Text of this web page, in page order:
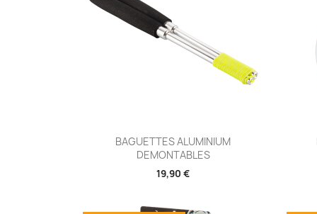
Aperçu rapide
BAGUETTES ALUMINIUM
DEMONTABLES
19,90 €